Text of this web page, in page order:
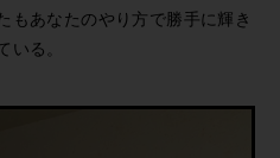
もあなたのやり方で勝手に輝き
る。